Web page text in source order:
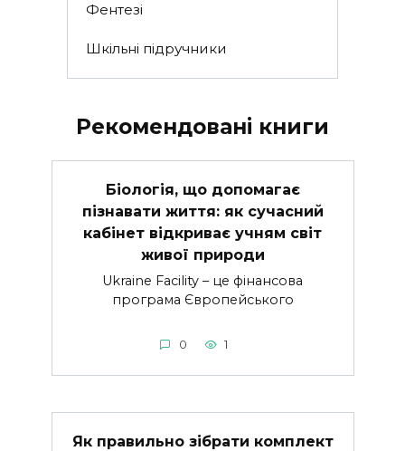
Фентезі
Шкільні підручники
Рекомендовані книги
Біологія, що допомагає
пізнавати життя: як сучасний
кабінет відкриває учням світ
живої природи
Ukraine Facility – це фінансова
програма Європейського
0 1
Як правильно зібрати комплект